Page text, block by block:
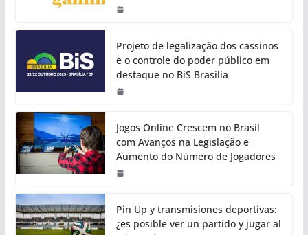
Projeto de legalização dos cassinos
e o controle do poder público em
destaque no BiS Brasília
Jogos Online Crescem no Brasil
com Avanços na Legislação e
Aumento do Número de Jogadores
Pin Up y transmisiones deportivas:
¿es posible ver un partido y jugar al